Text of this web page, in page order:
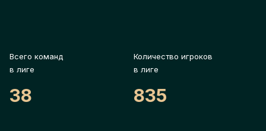
Всего команд
в лиге
38
Количество игроков
в лиге
835